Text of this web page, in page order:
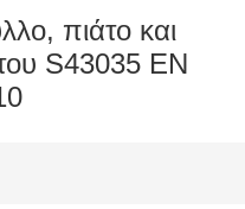
πιάτο και
S43035 EN